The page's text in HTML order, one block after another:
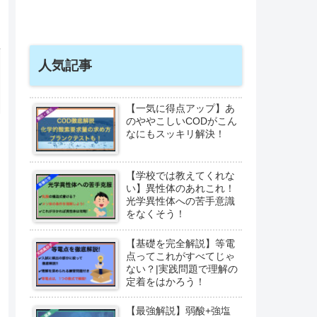
人気記事
【一気に得点アップ】あ
のややこしいCODがこん
なにもスッキリ解決！
【学校では教えてくれな
い】異性体のあれこれ！
光学異性体への苦手意識
をなくそう！
【基礎を完全解説】等電
点ってこれがすべてじゃ
ない？|実践問題で理解の
定着をはかろう！
【最強解説】弱酸+強塩